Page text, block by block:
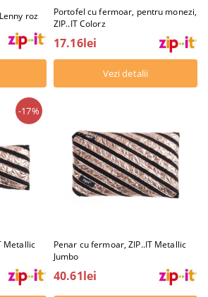
roz
Portofel cu fermoar, pentru monezi,
ZIP..IT Colorz
17.16lei
Vezi detalii
Metallic
-17%
Penar cu fermoar, ZIP..IT Metallic
Jumbo
40.61lei